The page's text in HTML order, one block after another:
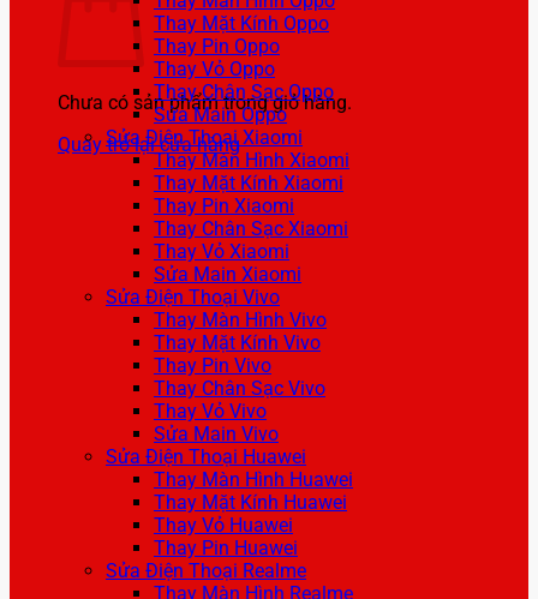
Chưa có sản phẩm trong giỏ hàng.
Quay trở lại cửa hàng
Thay Mặt Kính Oppo
Thay Pin Oppo
Thay Vỏ Oppo
Thay Chân Sạc Oppo
Sửa Main Oppo
Sửa Điện Thoại Xiaomi
Thay Màn Hình Xiaomi
Thay Mặt Kính Xiaomi
Thay Pin Xiaomi
Thay Chân Sạc Xiaomi
Thay Vỏ Xiaomi
Sửa Main Xiaomi
Sửa Điện Thoại Vivo
Thay Màn Hình Vivo
Thay Mặt Kính Vivo
Thay Pin Vivo
Thay Chân Sạc Vivo
Thay Vỏ Vivo
Sửa Main Vivo
Sửa Điện Thoại Huawei
Thay Màn Hình Huawei
Thay Mặt Kính Huawei
Thay Vỏ Huawei
Thay Pin Huawei
Sửa Điện Thoại Realme
Thay Màn Hình Realme